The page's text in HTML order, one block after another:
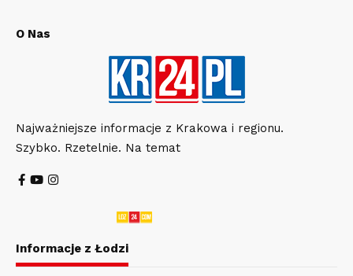
O Nas
Najważniejsze informacje z Krakowa i regionu.
Szybko. Rzetelnie. Na temat
Informacje z Łodzi